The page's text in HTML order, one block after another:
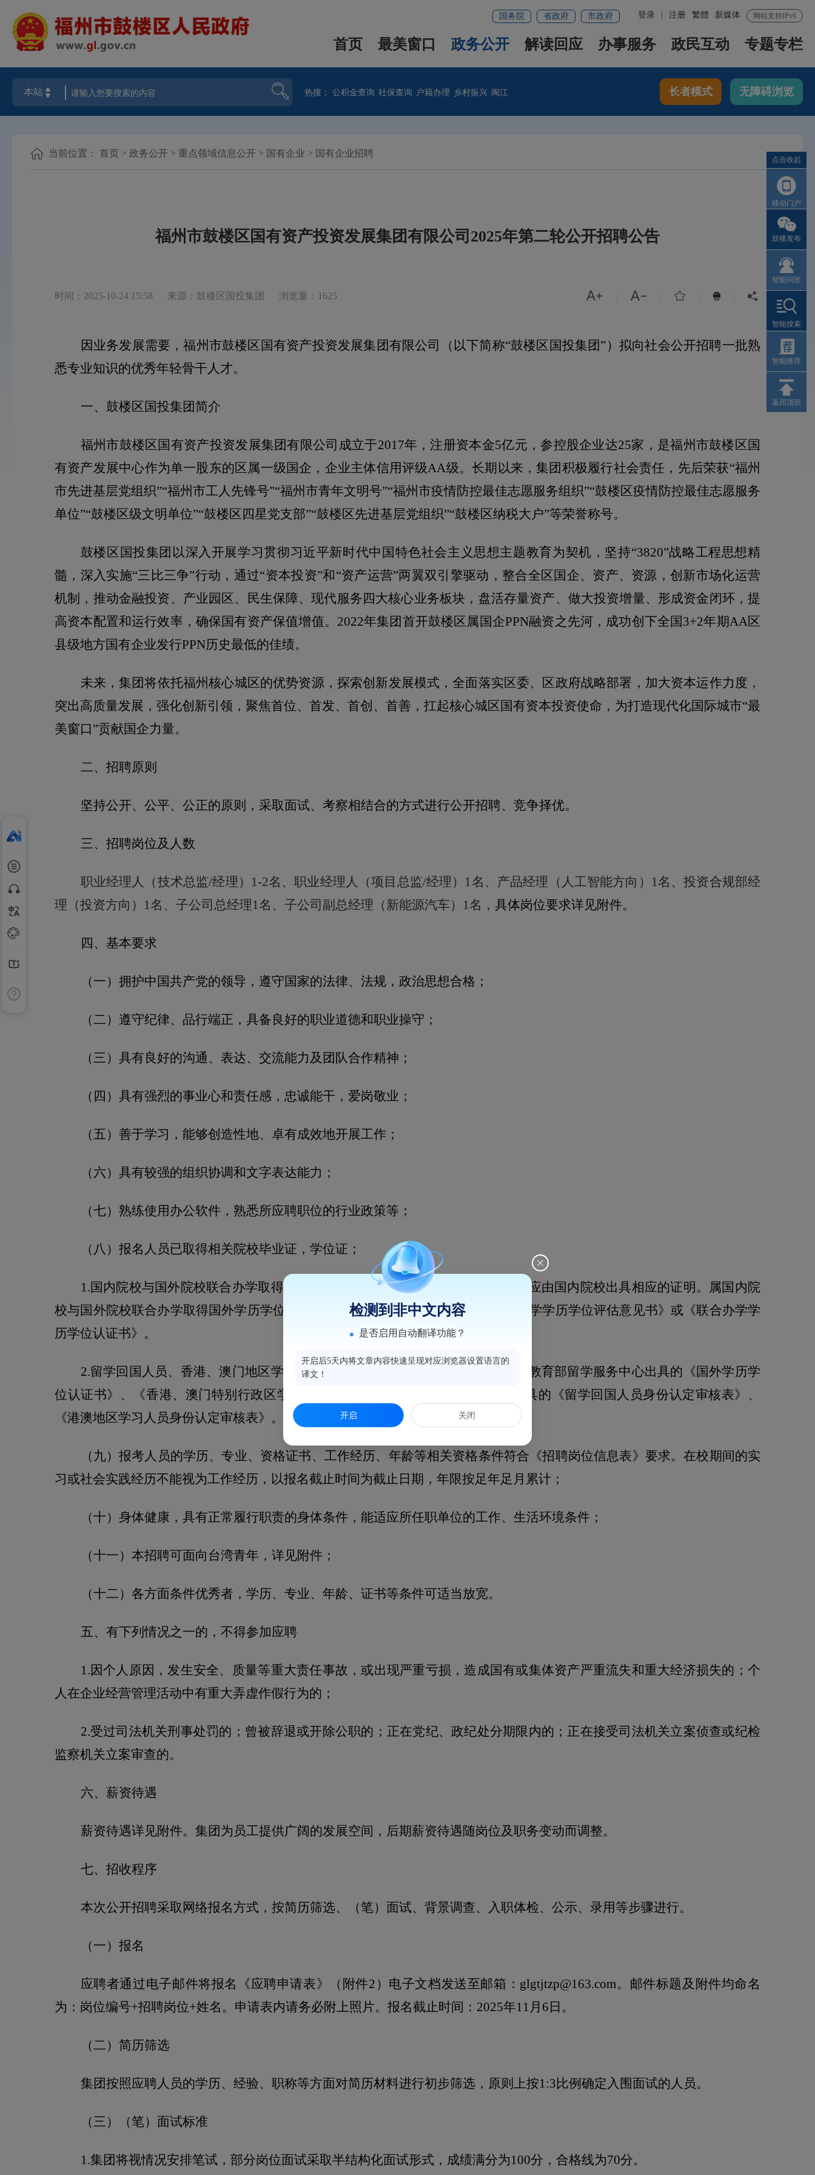
网站支持IPv6
新媒体
繁體
登录 注册
国务院 省政府 市政府
首页 最美窗口 政务公开 解读回应 办事服务 政民互动 专题专栏
热搜：公积金查询 社保查询 户籍办理 乡村振兴 闽江 长者模式 无障碍浏览
当前位置： 首页 > 政务公开 > 重点领域信息公开 > 国有企业 > 国有企业招聘
福州市鼓楼区国有资产投资发展集团有限公司2025年第二轮公开招聘公告
时间：2025-10-24 15:58 来源：鼓楼区国投集团 浏览量：1625     
因业务发展需要，福州市鼓楼区国有资产投资发展集团有限公司（以下简称“鼓楼区国投集团”）拟向社会公开招聘一批熟
悉专业知识的优秀年轻骨干人才。
一、鼓楼区国投集团简介
福州市鼓楼区国有资产投资发展集团有限公司成立于2017年，注册资本金5亿元，参控股企业达25家，是福州市鼓楼区国
有资产发展中心作为单一股东的区属一级国企，企业主体信用评级AA级。长期以来，集团积极履行社会责任，先后荣获“福州
市先进基层党组织”“福州市工人先锋号”“福州市青年文明号”“福州市疫情防控最佳志愿服务组织”“鼓楼区疫情防控最佳志愿服务
单位”“鼓楼区级文明单位”“鼓楼区四星党支部”“鼓楼区先进基层党组织”“鼓楼区纳税大户”等荣誉称号。
鼓楼区国投集团以深入开展学习贯彻习近平新时代中国特色社会主义思想主题教育为契机，坚持“3820”战略工程思想精
髓，深入实施“三比三争”行动，通过“资本投资”和“资产运营”两翼双引擎驱动，整合全区国企、资产、资源，创新市场化运营
机制，推动金融投资、产业园区、民生保障、现代服务四大核心业务板块，盘活存量资产、做大投资增量、形成资金闭环，提
高资本配置和运行效率，确保国有资产保值增值。 2022年集团首开鼓楼区属国企PPN融资之先河，成功创下全国3+2年期AA区
县级地方国有企业发行PPN历史最低的佳绩。
未来，集团将依托福州核心城区的优势资源，探索创新发展模式，全面落实区委、区政府战略部署，加大资本运作力度，
突出高质量发展，强化创新引领，聚焦首位、首发、首创、首善，扛起核心城区国有资本投资使命，为打造现代化国际城市“最
美窗口”贡献国企力量。
二、招聘原则
坚持公开、公平、公正的原则，采取面试、考察相结合的方式进行公开招聘、竞争择优。
三、招聘岗位及人数
职业经理人（技术总监/经理） 1-2名、职业经理人（项目总监/经理） 1名、产品经理（人工智能方向） 1名、投资合规部经
理（投资方向） 1名、子公司总经理1名、子公司副总经理（新能源汽车） 1名， 具体岗位要求详见附件。
四、基本要求
（一）拥护中国共产党的领导，遵守国家的法律、法规，政治思想合格；
（二）遵守纪律、品行端正，具备良好的职业道德和职业操守；
（三）具有良好的沟通、表达、交流能力及团队合作精神；
（四）具有强烈的事业心和责任感，忠诚能干，爱岗敬业；
（五）善于学习，能够创造性地、卓有成效地开展工作；
（六）具有较强的组织协调和文字表达能力；
（七）熟练使用办公软件，熟悉所应聘职位的行业政策等；
（八）报名人员已取得相关院校毕业证，学位证；
1.国内院校与国外院校联合办学取得国内学历学位的，按国内院校毕业生报考，应由国内院校出具相应的证明。属国内院
校与国外院校联合办学取得国外学历学位的，需出具教育部留学服务中心的《联合办学学历学位评估意见书》或《联合办学学
历学位认证书》。
2.留学回国人员、香港、澳门地区学习人员报考的，应为知名院校毕业，需提供教育部留学服务中心出具的《国外学历学
位认证书》、《香港、澳门特别行政区学历学位认证书》或福建省人事行政部门出具的《留学回国人员身份认定审核表》、
《港澳地区学习人员身份认定审核表》。
（九）报考人员的学历、专业、资格证书、工作经历、年龄等相关资格条件符合《招聘岗位信息表》要求。在校期间的实
习或社会实践经历不能视为工作经历，以报名截止时间为截止日期，年限按足年足月累计；
（十）身体健康，具有正常履行职责的身体条件，能适应所任职单位的工作、生活环境条件；
（十一） 本招聘可面向台湾青年，详见附件；
（十二）各方面条件优秀者，学历、专业、年龄、证书等条件可适当放宽。
五、有下列情况之一的，不得参加应聘
1.因个人原因，发生安全、质量等重大责任事故，或出现严重亏损，造成国有或集体资产严重流失和重大经济损失的；个
人在企业经营管理活动中有重大弄虚作假行为的；
2.受过司法机关刑事处罚的；曾被辞退或开除公职的；正在党纪、政纪处分期限内的；正在接受司法机关立案侦查或纪检
监察机关立案审查的。
六、薪资待遇
薪资待遇详见附件。集团为员工提供广阔的发展空间，后期薪资待遇随岗位及职务变动而调整。
七、招收程序
本次公开招聘采取网络报名方式，按简历筛选、（笔）面试、背景调查、入职体检、公示、录用等步骤进行。
（一）报名
应聘者通过电子邮件将报名《应聘申请表》（附件2 ）电子文档发送至邮箱： glgtjtzp@163.com。邮件标题及附件均命名
为：岗位编号+招聘岗位+姓名。申请表内请务必附上照片。报名截止时间： 2025年11 月 6 日。
（二）简历筛选
集团按照应聘人员的学历、经验、职称等方面对简历材料进行初步筛选，原则上按1:3比例确定入围面试的人员。
（三）（笔）面试标准
1.集团将视情况安排笔试，部分岗位面试采取半结构化面试形式，成绩满分为100分，合格线为70分。
点击收起
移动门户
鼓楼发布
智能问答
智能搜索
智能推荐
返回顶部
检测到非中文内容
是否启用自动翻译功能？
开启后5天内将文章内容快速呈现对应浏览器设置语言的
译文！
开启 关闭